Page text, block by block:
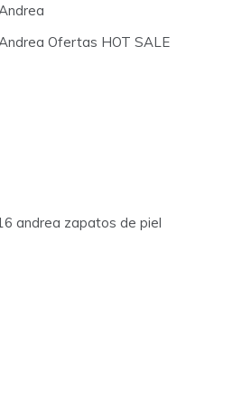
Ofertas HOT SALE
andrea zapatos de piel